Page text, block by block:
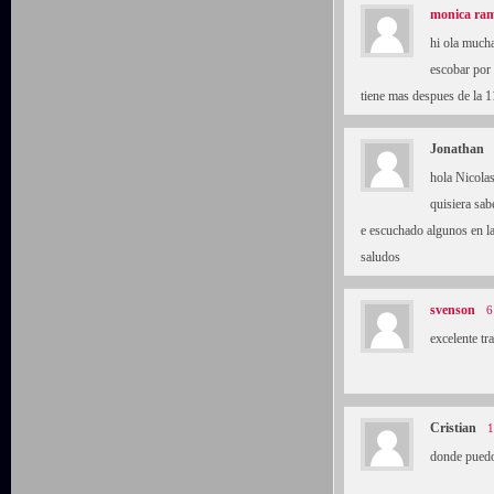
monica
hi ola
escobar por
tiene mas despues de la
Jonathan
hola Nicolas
quisiera
e escuchado algunos en
saludos
svenson
excelente
Cristian
donde